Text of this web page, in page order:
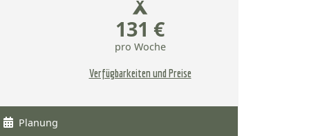
131 €
pro Woche
Verfügbarkeiten und Preise
Planung